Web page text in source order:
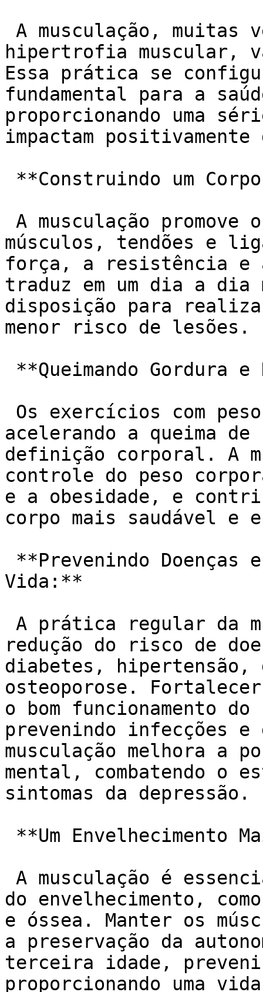
hipertrofia muscular,
Essa prática se
fundamental para a
proporcionando uma
impactam
músculos, tendões e
força, a resistência e
traduz em um dia a dia
disposição para
menor risco de lesões.
acelerando a queima
definição corporal. A
controle do peso
e a obesidade, e
corpo mais saudável e
Vida:**
redução do risco de
diabetes, hipertensão,
osteoporose.
o bom funcionamento
prevenindo infecções
musculação melhora a
mental, combatendo o
sintomas da depressão.
do envelhecimento,
e óssea. Manter os
a preservação da
terceira idade,
proporcionando uma